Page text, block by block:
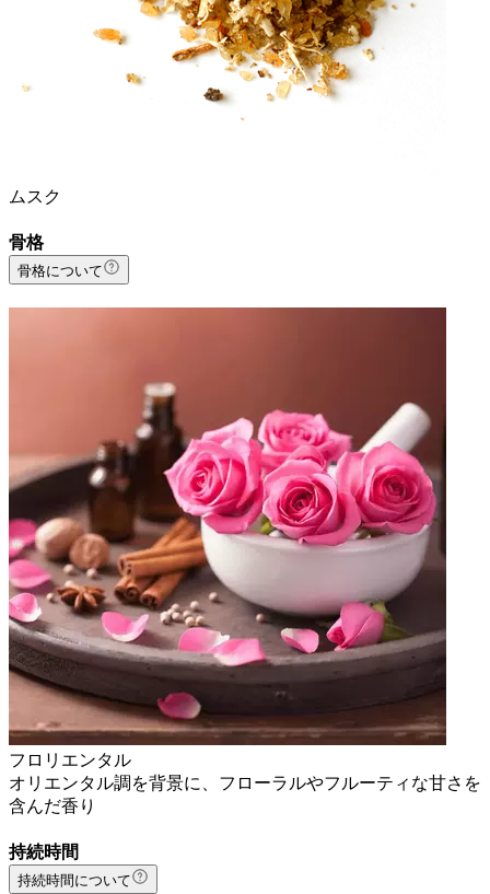
ムスク
骨格
骨格について
フロリエンタル
オリエンタル調を背景に、フローラルやフルーティな甘さを
含んだ香り
持続時間
持続時間について